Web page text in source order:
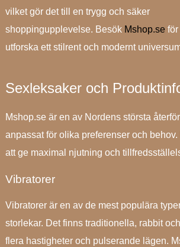
vilket gör det till en trygg och säker
shoppingupplevelse. Besök Mshop.seför
utforska ett stilrent och modernt
Sexleksaker och
Mshop.se är en av Nordens största
anpassat för olika preferenser och
att ge maximal njutning och
Vibratorer
Vibratorer är en av de mest populära
storlekar. Det finns traditionella, rabbit
flera hastigheter och pulserande lägen.